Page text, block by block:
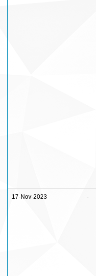
17-Nov-2023 -